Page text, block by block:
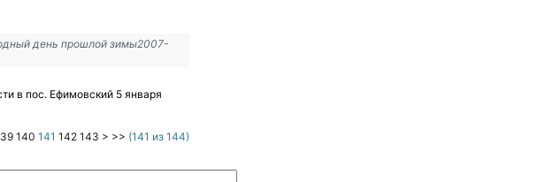
день прошлой зимы2007-
в пос. Ефимовский 5 января
140 141 142 143 > >> (141 из 144)